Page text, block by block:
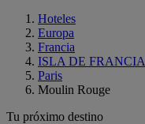
Hoteles
Europa
Francia
ISLA DE FRANCIA
Paris
Moulin Rouge
Tu próximo destino